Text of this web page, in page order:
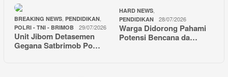
BREAKING NEWS PENDIDIKAN
POLRI - TNI - BRIMOB 29/07/2026
Unit Jibom Detasemen
Gegana Satbrimob Po…
HARD NEWS
PENDIDIKAN 28/07/2026
Warga Didorong Pahami
Potensi Bencana da…